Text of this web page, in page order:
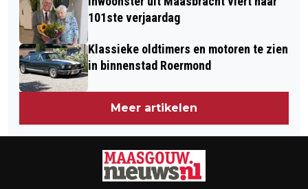
"MISS BEAUTY OF LIMBURG 2025"
101ste verjaardag
Klassieke oldtimers en motoren te zien
in binnenstad Roermond
Meer artikelen